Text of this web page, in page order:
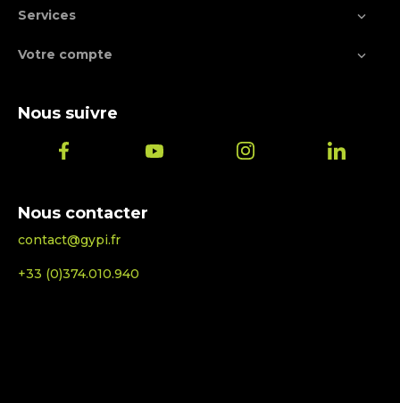
Services 
Votre compte 
Nous suivre
Nous contacter
contact@gypi.fr
+33 (0)374.010.940